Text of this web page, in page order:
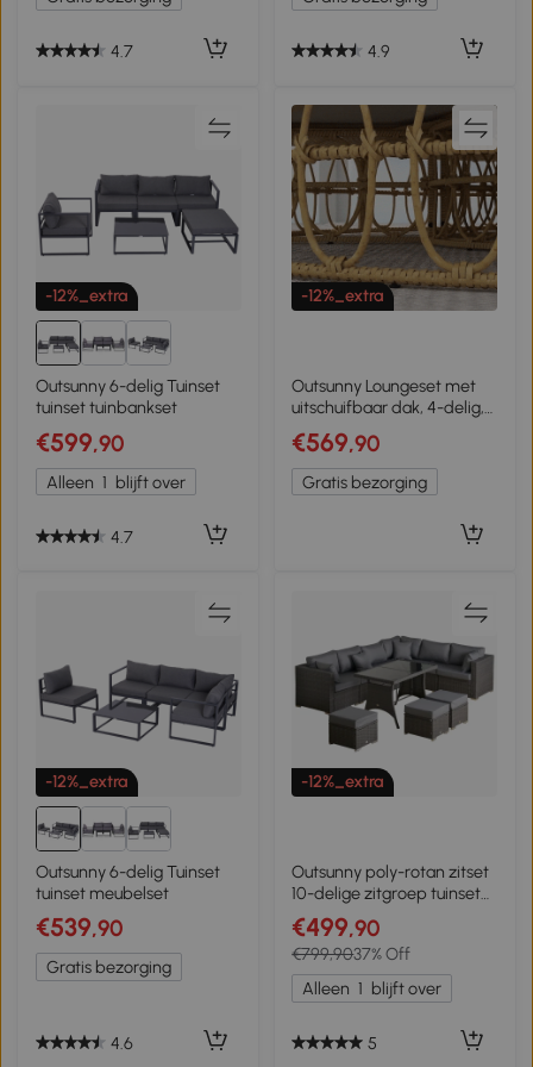
4.7 4.9
-12%_extra
Outsunny 6-delig Tuinset
tuinset tuinbankset
€599,90
Alleen 1 blijft over
4.7
-12%_extra
Outsunny Loungeset met
uitschuifbaar dak, 4-delig,
inclusief 5 kussens,
rattanlook, 178B x 85T x
66,5H cm, beige
€569,90
Gratis bezorging
-12%_extra
Outsunny 6-delig Tuinset
tuinset meubelset
€539,90
Gratis bezorging
4.6
-12%_extra
Outsunny poly-rotan zitset
10-delige zitgroep tuinset
bankstel tuinmeubelen
€499,90
€799,9037% Off
Alleen 1 blijft over
5